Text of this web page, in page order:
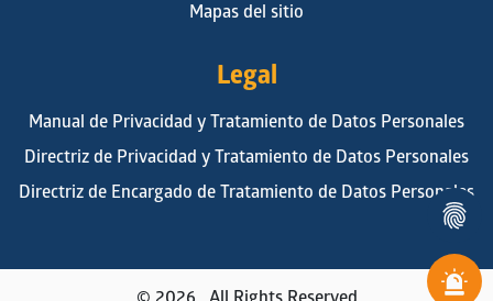
Mapas del sitio
Legal
Manual de Privacidad y Tratamiento de Datos Personales
Directriz de Privacidad y Tratamiento de Datos Personales
Directriz de Encargado de Tratamiento de Datos Personales